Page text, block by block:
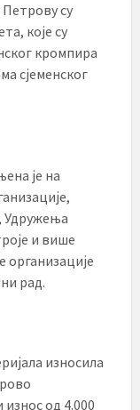
Петрову су
које су
кромпира
сјеменског
је на
Удружења
и више
организације
рад.
износила
од 4.000